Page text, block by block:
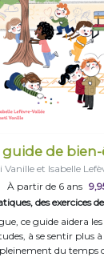
de bien-
Vanille et Isabelle
À partir de 6 ans
des exercices
ce guide aidera
à se sentir plus
du temps